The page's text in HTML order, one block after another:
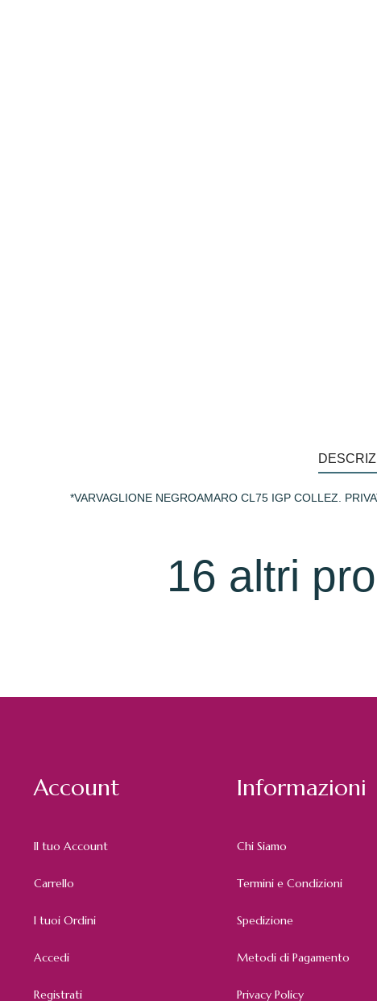
*VARVAGLIONE NEGROAMARO CL75 IGP COLLEZ.
16 altri
Account
Il tuo Account
Carrello
I tuoi Ordini
Accedi
Registrati
Informazioni
Chi Siamo
Termini e Condizioni
Spedizione
Metodi di Pagamento
Privacy Policy